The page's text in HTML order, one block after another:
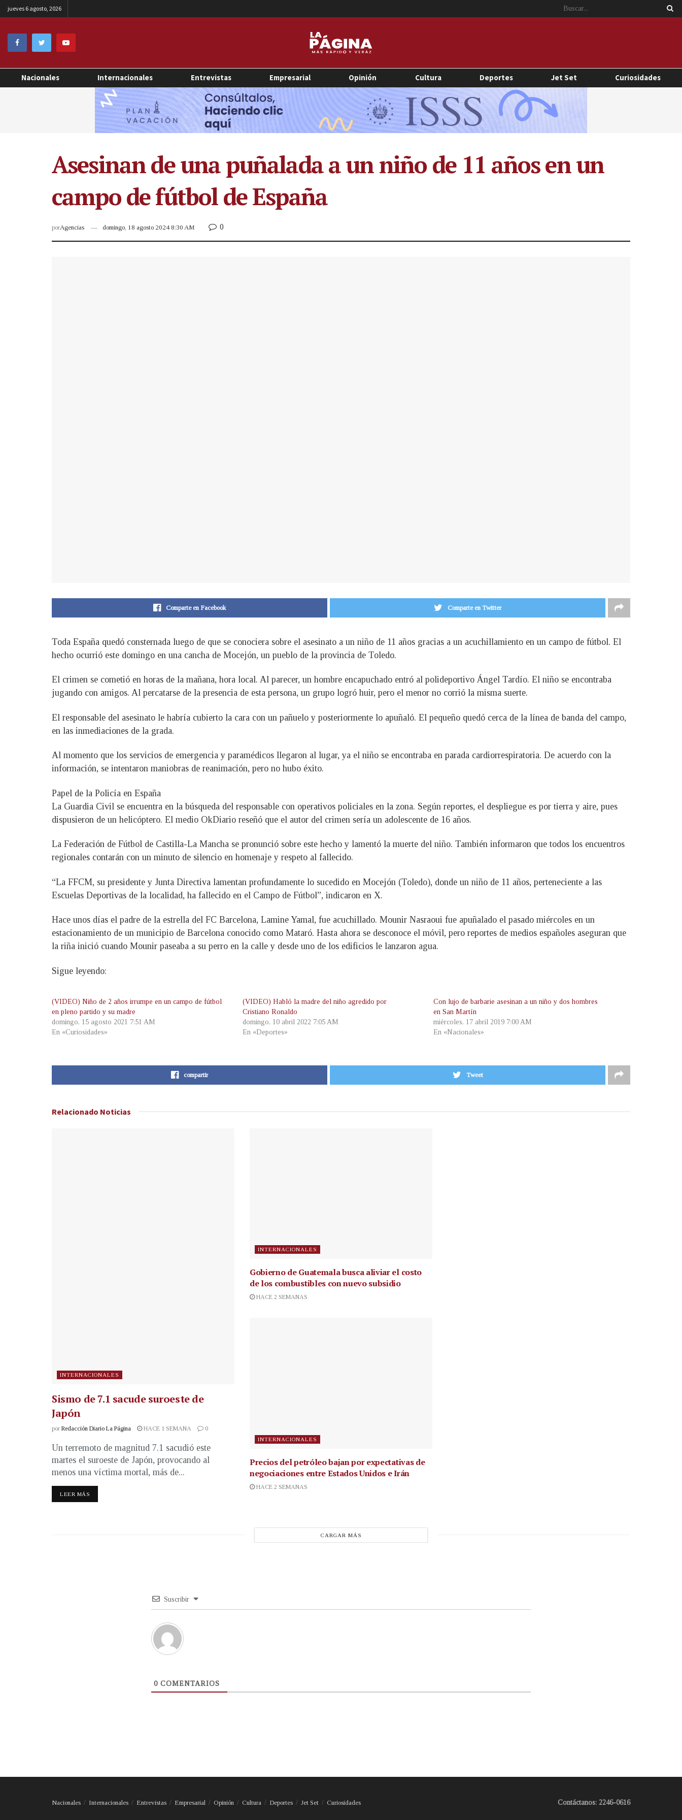
jueves 6 agosto, 2026
Nacionales Internacionales Entrevistas Empresarial Opinión Cultura Deportes Jet Set Curiosidades
Asesinan de una puñalada a un niño de 11 años en un
campo de fútbol de España
porAgencias domingo, 18 agosto 2024 8:30 AM 0
Comparte en Facebook Comparte en Twitter
Toda España quedó consternada luego de que se conociera sobre el asesinato a un niño de 11 años gracias a un acuchillamiento en un campo de fútbol. El
hecho ocurrió este domingo en una cancha de Mocejón, un pueblo de la provincia de Toledo.
El crimen se cometió en horas de la mañana, hora local. Al parecer, un hombre encapuchado entró al polideportivo Ángel Tardío. El niño se encontraba
jugando con amigos. Al percatarse de la presencia de esta persona, un grupo logró huir, pero el menor no corrió la misma suerte.
El responsable del asesinato le habría cubierto la cara con un pañuelo y posteriormente lo apuñaló. El pequeño quedó cerca de la línea de banda del campo,
en las inmediaciones de la grada.
Al momento que los servicios de emergencia y paramédicos llegaron al lugar, ya el niño se encontraba en parada cardiorrespiratoria. De acuerdo con la
información, se intentaron maniobras de reanimación, pero no hubo éxito.
Papel de la Policía en España
La Guardia Civil se encuentra en la búsqueda del responsable con operativos policiales en la zona. Según reportes, el despliegue es por tierra y aire, pues
dispusieron de un helicóptero. El medio OkDiario reseñó que el autor del crimen sería un adolescente de 16 años.
La Federación de Fútbol de Castilla-La Mancha se pronunció sobre este hecho y lamentó la muerte del niño. También informaron que todos los encuentros
regionales contarán con un minuto de silencio en homenaje y respeto al fallecido.
“La FFCM, su presidente y Junta Directiva lamentan profundamente lo sucedido en Mocejón (Toledo), donde un niño de 11 años, perteneciente a las
Escuelas Deportivas de la localidad, ha fallecido en el Campo de Fútbol”, indicaron en X.
Hace unos días el padre de la estrella del FC Barcelona, Lamine Yamal, fue acuchillado. Mounir Nasraoui fue apuñalado el pasado miércoles en un
estacionamiento de un municipio de Barcelona conocido como Mataró. Hasta ahora se desconoce el móvil, pero reportes de medios españoles aseguran que
la riña inició cuando Mounir paseaba a su perro en la calle y desde uno de los edificios le lanzaron agua.
Sigue leyendo:
(VIDEO) Niño de 2 años irrumpe en un campo de fútbol
en pleno partido y su madre
domingo, 15 agosto 2021 7:51 AM
En «Curiosidades»
(VIDEO) Habló la madre del niño agredido por
Cristiano Ronaldo
domingo, 10 abril 2022 7:05 AM
En «Deportes»
Con lujo de barbarie asesinan a un niño y dos hombres
en San Martín
miércoles, 17 abril 2019 7:00 AM
En «Nacionales»
compartir Tweet
Relacionado Noticias
INTERNACIONALES
Sismo de 7.1 sacude suroeste de
Japón
por Redacción Diario La Página HACE 1 SEMANA 0
Un terremoto de magnitud 7.1 sacudió este
martes el suroeste de Japón, provocando al
menos una víctima mortal, más de...
LEER MÁS
INTERNACIONALES
Gobierno de Guatemala busca aliviar el costo
de los combustibles con nuevo subsidio
HACE 2 SEMANAS
INTERNACIONALES
Precios del petróleo bajan por expectativas de
negociaciones entre Estados Unidos e Irán
HACE 2 SEMANAS
CARGAR MÁS
Suscribir
0 COMENTARIOS
Nacionales Internacionales Entrevistas Empresarial Opinión Cultura Deportes Jet Set Curiosidades Contáctanos: 2246-0616